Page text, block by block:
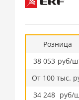
Розница
38 053 руб/
От 100 тыс.
34 248 руб/